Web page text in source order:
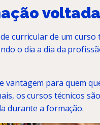
curricular de um curso
o dia a dia da
vantagem para quem
os cursos técnicos
durante a formação.